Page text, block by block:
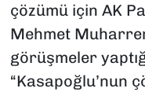
çözümü için AK
Mehmet
görüşmeler
“Kasapoğlu’nun